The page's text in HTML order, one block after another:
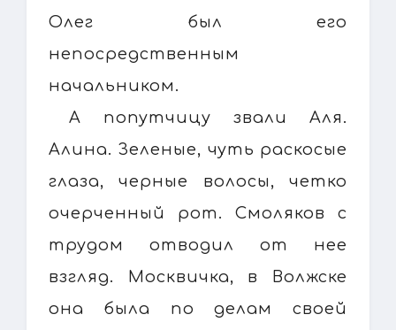
Олег был его
непосредственным
начальником.
А попутчицу звали Аля.
Алина. Зеленые, чуть раскосые
глаза, черные волосы, четко
очерченный рот. Смоляков с
трудом отводил от нее
взгляд. Москвичка, в Волжске
она была по делам своей